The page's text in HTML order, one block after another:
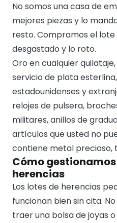
No somos una casa de
mejores piezas y lo
resto. Compramos el
desgastado y lo roto.
Oro en cualquier
servicio de plata
estadounidenses y
relojes de pulsera,
militares, anillos de
artículos que usted no
contiene metal precioso,
Cómo
herencias
Los lotes de herencias
funcionan bien sin cita.
traer una bolsa de joyas